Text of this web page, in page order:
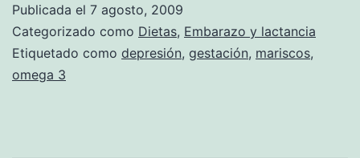
el
humor
Publicada el 7 agosto, 2009
Categorizado como Dietas, Embarazo y lactancia
Etiquetado como depresión, gestación, mariscos,
omega 3